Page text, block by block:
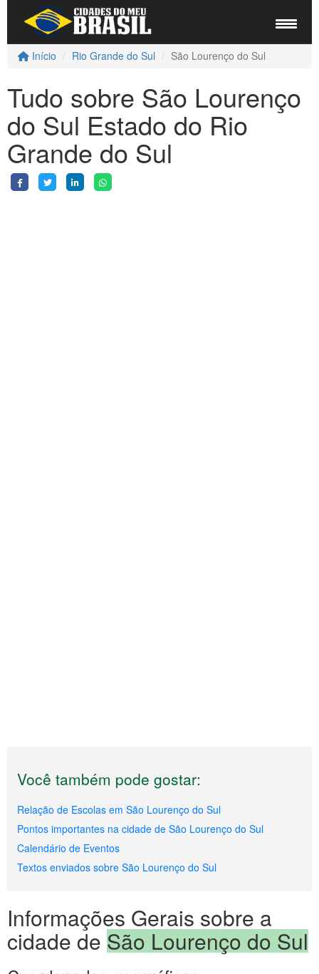
Início Rio Grande do Sul São Lourenço do Sul
Tudo sobre São Lourenço
do Sul Estado do Rio
Grande do Sul
Você também pode gostar:
Relação de Escolas em São Lourenço do Sul
Pontos importantes na cidade de São Lourenço do Sul
Calendário de Eventos
Textos enviados sobre São Lourenço do Sul
Informações Gerais sobre a
cidade de São Lourenço do Sul